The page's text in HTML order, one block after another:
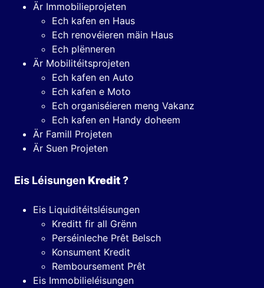
Är Immobilieprojeten
Ech kafen en Haus
Ech renovéieren mäin Haus
Ech plënneren
Är Mobilitéitsprojeten
Ech kafen en Auto
Ech kafen e Moto
Ech organiséieren meng Vakanz
Ech kafen en Handy doheem
Är Famill Projeten
Är Suen Projeten
Eis LéisungenKredit?
Eis Liquiditéitsléisungen
Kreditt fir all Grënn
Perséinleche Prêt Belsch
Konsument Kredit
Remboursement Prêt
Eis Immobilieléisungen